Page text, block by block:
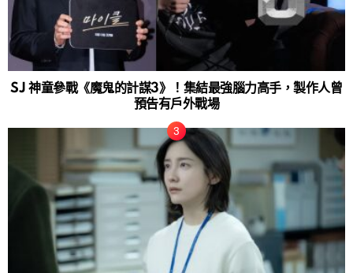
SJ 神童參戰《魔鬼的計謀3》！集結最強腦力高手，製作人曾
預告有戶外戰場